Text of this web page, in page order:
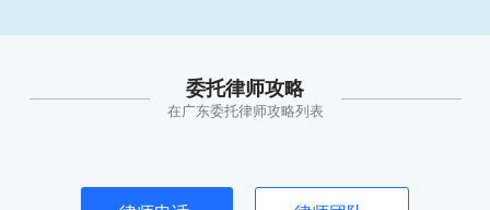
委托律师攻略
在广东委托律师攻略列表